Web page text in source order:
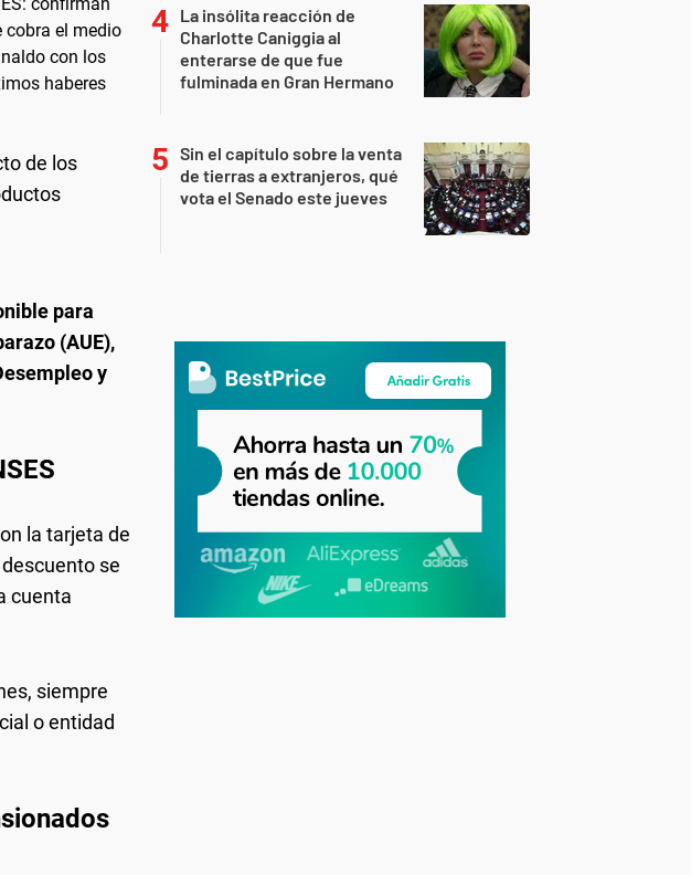
de los
para
(AUE),
y
la tarjeta de
se
cuenta
siempre
o entidad
La insólita reacción de
Charlotte Caniggia al
enterarse de que fue
fulminada en Gran Hermano
Sin el capítulo sobre la venta
de tierras a extranjeros, qué
vota el Senado este jueves